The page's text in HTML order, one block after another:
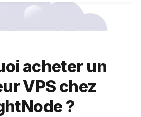
acheter un
VPS chez
?